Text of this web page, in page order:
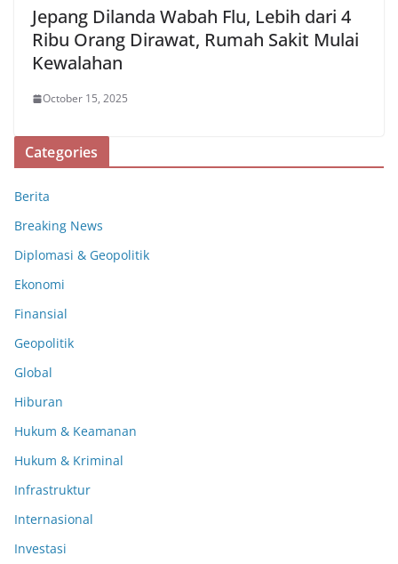
Jepang Dilanda Wabah Flu, Lebih dari 4
Ribu Orang Dirawat, Rumah Sakit Mulai
Kewalahan
October 15, 2025
Categories
Berita
Breaking News
Diplomasi & Geopolitik
Ekonomi
Finansial
Geopolitik
Global
Hiburan
Hukum & Keamanan
Hukum & Kriminal
Infrastruktur
Internasional
Investasi